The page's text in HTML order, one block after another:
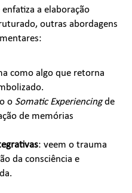
a elaboração
outras abordagens
como algo que retorna
o Somatic Experiencingde
de memórias
: veem o trauma
da consciência e